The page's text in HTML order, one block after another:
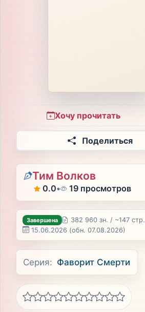
Хочу прочитать
Поделиться
Тим Волков
0.0• 19 просмотров
Завершена
382 960 зн. / ~147 стр.
15.06.2026 (обн. 07.08.2026)
Серия: Фаворит Смерти